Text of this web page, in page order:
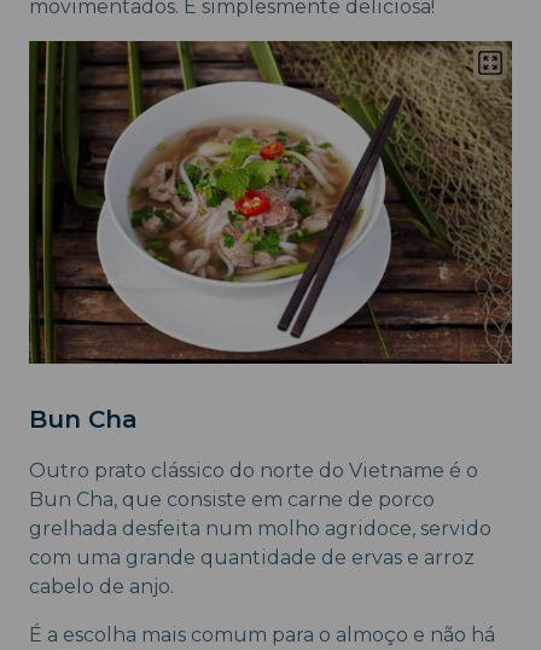
movimentados. É simplesmente deliciosa!
Bun Cha
Outro prato clássico do norte do Vietname é o
Bun Cha, que consiste em carne de porco
grelhada desfeita num molho agridoce, servido
com uma grande quantidade de ervas e arroz
cabelo de anjo.
É a escolha mais comum para o almoço e não há